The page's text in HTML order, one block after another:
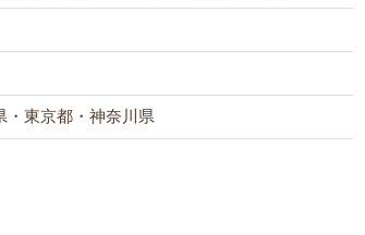
・東京都・神奈川県